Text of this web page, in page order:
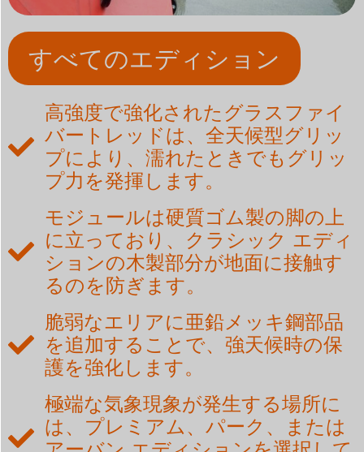
すべてのエディション
高強度で強化されたグラスファイ
バートレッドは、全天候型グリッ
プにより、濡れたときでもグリッ
プ力を発揮します。
モジュールは硬質ゴム製の脚の上
に立っており、クラシック エディ
ションの木製部分が地面に接触す
るのを防ぎます。
脆弱なエリアに亜鉛メッキ鋼部品
を追加することで、強天候時の保
護を強化します。
極端な気象現象が発生する場所に
は、プレミアム、パーク、または